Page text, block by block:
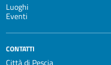
Luoghi
Eventi
CONTATTI
Città di Pescia